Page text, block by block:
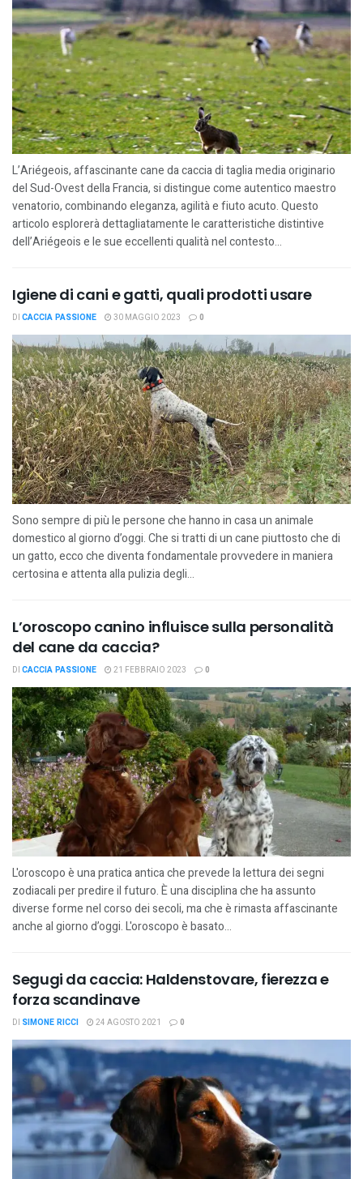
L’Ariégeois, affascinante cane da caccia di taglia media originario
del Sud-Ovest della Francia, si distingue come autentico maestro
venatorio, combinando eleganza, agilità e fiuto acuto. Questo
articolo esplorerà dettagliatamente le caratteristiche distintive
dell’Ariégeois e le sue eccellenti qualità nel contesto...
Igiene di cani e gatti, quali prodotti usare
DI CACCIA PASSIONE 30 MAGGIO 2023 0
Sono sempre di più le persone che hanno in casa un animale
domestico al giorno d’oggi. Che si tratti di un cane piuttosto che di
un gatto, ecco che diventa fondamentale provvedere in maniera
certosina e attenta alla pulizia degli...
L’oroscopo canino influisce sulla personalità
del cane da caccia?
DI CACCIA PASSIONE 21 FEBBRAIO 2023 0
L'oroscopo è una pratica antica che prevede la lettura dei segni
zodiacali per predire il futuro. È una disciplina che ha assunto
diverse forme nel corso dei secoli, ma che è rimasta affascinante
anche al giorno d’oggi. L'oroscopo è basato...
Segugi da caccia: Haldenstovare, fierezza e
forza scandinave
DI SIMONE RICCI 24 AGOSTO 2021 0